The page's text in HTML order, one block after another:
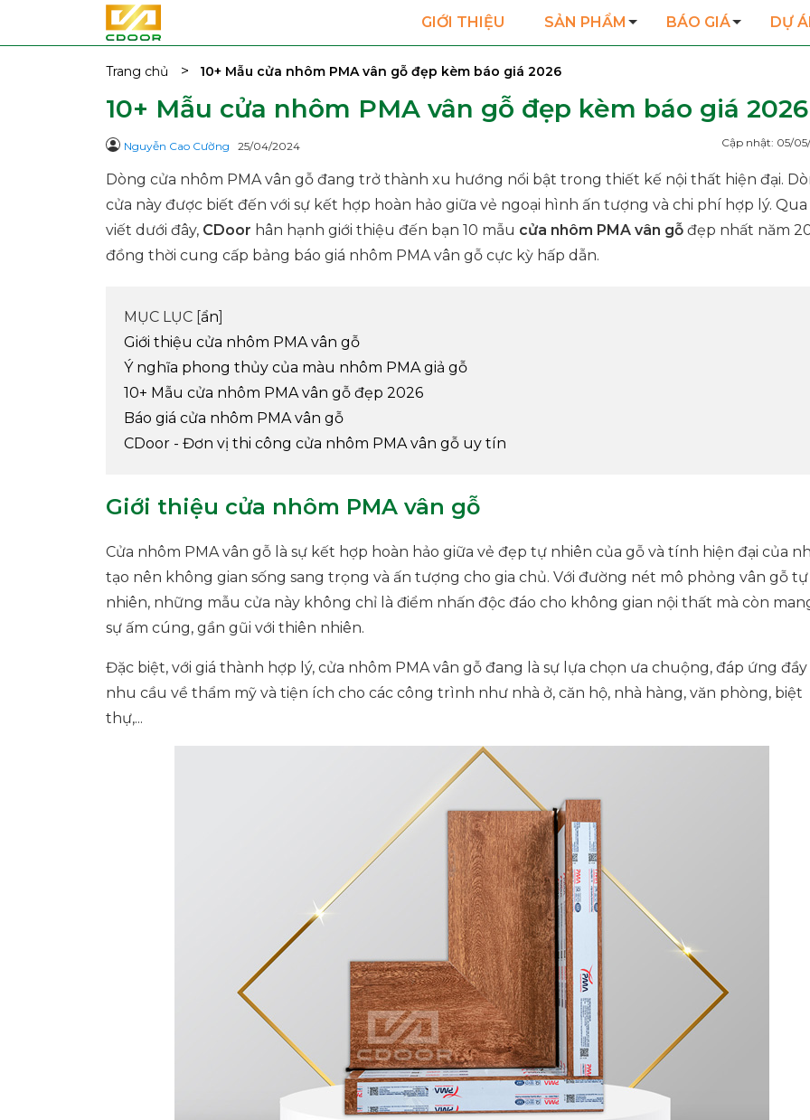
GIỚI THIỆU SẢN PHẨM BÁO GIÁ DỰ
Trang chủ > 10+ Mẫu cửa nhôm PMA vân gỗ đẹp kèm báo giá 2026
10+ Mẫu cửa nhôm PMA vân gỗ đẹp kèm báo giá 2026
Nguyễn Cao Cường 25/04/2024 Cập nhật: 05/
Dòng cửa nhôm PMA vân gỗ đang trở thành xu hướng nổi bật trong thiết kế nội thất hiện đại.
cửa này được biết đến với sự kết hợp hoàn hảo giữa vẻ ngoại hình ấn tượng và chi phí hợp lý. Qua
viết dưới đây, CDoor hân hạnh giới thiệu đến bạn 10 mẫu cửa nhôm PMA vân gỗ đẹp nhất năm
đồng thời cung cấp bảng báo giá nhôm PMA vân gỗ cực kỳ hấp dẫn.
MỤC LỤC [ẩn]
Giới thiệu cửa nhôm PMA vân gỗ
Ý nghĩa phong thủy của màu nhôm PMA giả gỗ
10+ Mẫu cửa nhôm PMA vân gỗ đẹp 2026
Báo giá cửa nhôm PMA vân gỗ
CDoor - Đơn vị thi công cửa nhôm PMA vân gỗ uy tín
Giới thiệu cửa nhôm PMA vân gỗ
Cửa nhôm PMA vân gỗ là sự kết hợp hoàn hảo giữa vẻ đẹp tự nhiên của gỗ và tính hiện đại của
tạo nên không gian sống sang trọng và ấn tượng cho gia chủ. Với đường nét mô phỏng vân gỗ tự
nhiên, những mẫu cửa này không chỉ là điểm nhấn độc đáo cho không gian nội thất mà còn
sự ấm cúng, gần gũi với thiên nhiên.
Đặc biệt, với giá thành hợp lý, cửa nhôm PMA vân gỗ đang là sự lựa chọn ưa chuộng, đáp ứng
nhu cầu về thẩm mỹ và tiện ích cho các công trình như nhà ở, căn hộ, nhà hàng, văn phòng, biệt
thự,...